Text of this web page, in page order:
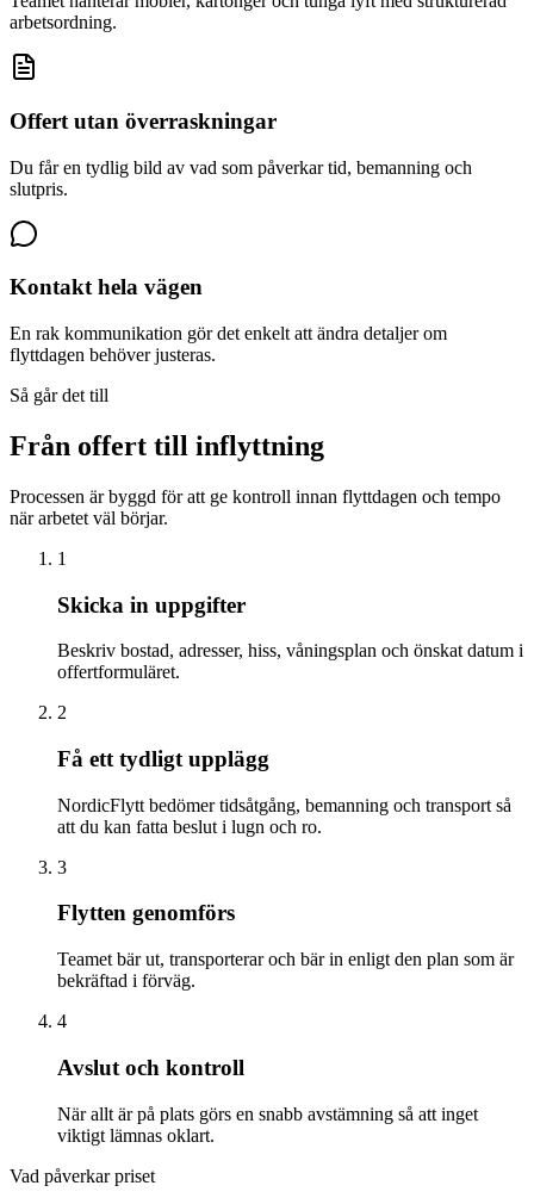
arbetsordning.
Offert utan överraskningar
Du får en tydlig bild av vad som påverkar tid, bemanning och
slutpris.
Kontakt hela vägen
En rak kommunikation gör det enkelt att ändra detaljer om
flyttdagen behöver justeras.
Så går det till
Från offert till inflyttning
Processen är byggd för att ge kontroll innan flyttdagen och tempo
när arbetet väl börjar.
1
Skicka in uppgifter
Beskriv bostad, adresser, hiss, våningsplan och önskat datum i
offertformuläret.
2
Få ett tydligt upplägg
NordicFlytt bedömer tidsåtgång, bemanning och transport så
att du kan fatta beslut i lugn och ro.
3
Flytten genomförs
Teamet bär ut, transporterar och bär in enligt den plan som är
bekräftad i förväg.
4
Avslut och kontroll
När allt är på plats görs en snabb avstämning så att inget
viktigt lämnas oklart.
Vad påverkar priset